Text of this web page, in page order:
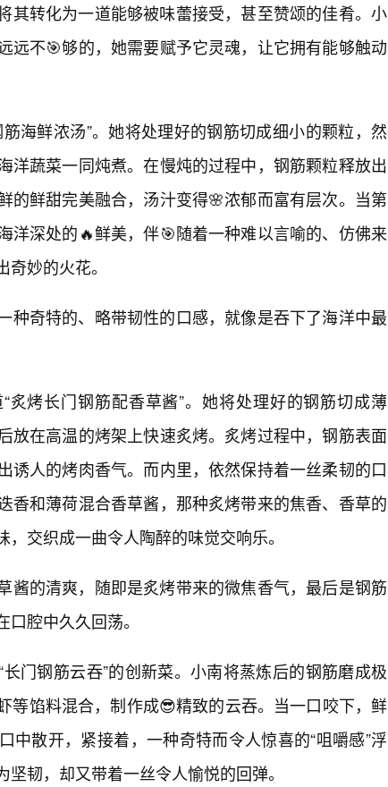
其转化为一道能够被味蕾接受，甚至赞颂的佳肴。小
远不🎯够的，她需要赋予它灵魂，让它拥有能够触动
海鲜浓汤”。她将处理好的钢筋切成细小的颗粒，然
洋蔬菜一同炖煮。在慢炖的过程中，钢筋颗粒释放出
的鲜甜完美融合，汤汁变得🌸浓郁而富有层次。当第
洋深处的🔥鲜美，伴🎯随着一种难以言喻的、仿佛来
妙的火花。
种奇特的、略带韧性的口感，就像是吞下了海洋中最
炙烤长门钢筋配香草酱”。她将处理好的钢筋切成薄
放在高温的烤架上快速炙烤。炙烤过程中，钢筋表面
诱人的烤肉香气。而内里，依然保持着一丝柔韧的口
香和薄荷混合香草酱，那种炙烤带来的焦香、香草的
交织成一曲令人陶醉的味觉交响乐。
酱的清爽，随即是炙烤带来的微焦香气，最后是钢筋
腔中久久回荡。
门钢筋云吞”的创新菜。小南将蒸炼后的钢筋磨成极
等馅料混合，制作成😎精致的云吞。当一口咬下，鲜
中散开，紧接着，一种奇特而令人惊喜的“咀嚼感”浮
韧，却又带着一丝令人愉悦的回弹。